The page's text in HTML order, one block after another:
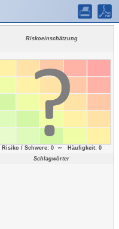
Riskoeinschätzung
Risiko / Schwere: 0 ∼ Häufigkeit: 0
Schlagwörter